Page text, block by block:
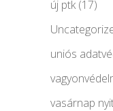
új ptk(17)
uniós
vasárnap